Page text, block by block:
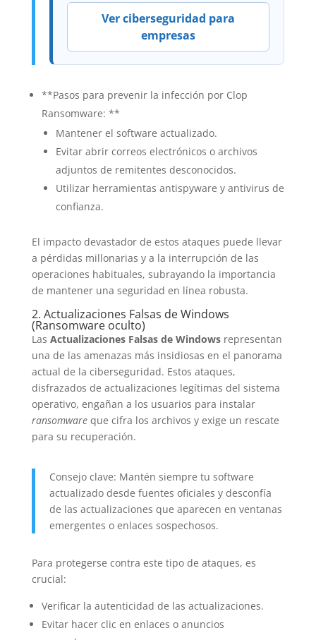
Ver ciberseguridad para
empresas
**Pasos para prevenir la infección por Clop
Ransomware: **
Mantener el software actualizado.
Evitar abrir correos electrónicos o archivos
adjuntos de remitentes desconocidos.
Utilizar herramientas antispyware y antivirus de
confianza.
El impacto devastador de estos ataques puede llevar
a pérdidas millonarias y a la interrupción de las
operaciones habituales, subrayando la importancia
de mantener una seguridad en línea robusta.
2. Actualizaciones Falsas de Windows
(Ransomware oculto)
Las Actualizaciones Falsas de Windowsrepresentan
una de las amenazas más insidiosas en el panorama
actual de la ciberseguridad. Estos ataques,
disfrazados de actualizaciones legítimas del sistema
operativo, engañan a los usuarios para instalar
ransomwareque cifra los archivos y exige un rescate
para su recuperación.
Consejo clave: Mantén siempre tu software
actualizado desde fuentes oficiales y desconfía
de las actualizaciones que aparecen en ventanas
emergentes o enlaces sospechosos.
Para protegerse contra este tipo de ataques, es
crucial:
Verificar la autenticidad de las actualizaciones.
Evitar hacer clic en enlaces o anuncios